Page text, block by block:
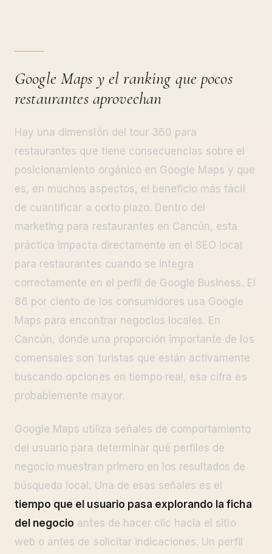
Google Maps y el ranking que pocos
restaurantes aprovechan
Hay una dimensión del tour 360 para
restaurantes que tiene consecuencias sobre el
posicionamiento orgánico en Google Maps y que
es, en muchos aspectos, el beneficio más fácil
de cuantificar a corto plazo. Dentro del
marketing para restaurantes en Cancún, esta
práctica impacta directamente en el SEO local
para restaurantes cuando se integra
correctamente en el perfil de Google Business. El
86 por ciento de los consumidores usa Google
Maps para encontrar negocios locales. En
Cancún, donde una proporción importante de los
comensales son turistas que están activamente
buscando opciones en tiempo real, esa cifra es
probablemente mayor.
Google Maps utiliza señales de comportamiento
del usuario para determinar qué perfiles de
negocio muestran primero en los resultados de
búsqueda local. Una de esas señales es el
tiempo que el usuario pasa explorando la ficha
del negocio antes de hacer clic hacia el sitio
web o antes de solicitar indicaciones. Un perfil